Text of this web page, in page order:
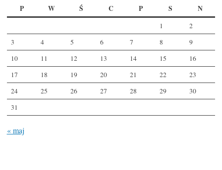
P W Ś C P S N
1
2
3
4 5 6 7 8
9
10
11 12 13 14 15
16
17
18 19 20 21 22
23
24
25 26 27 28 29
30
31
« maj